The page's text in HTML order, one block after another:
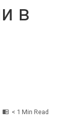
в
< 1 Min Read